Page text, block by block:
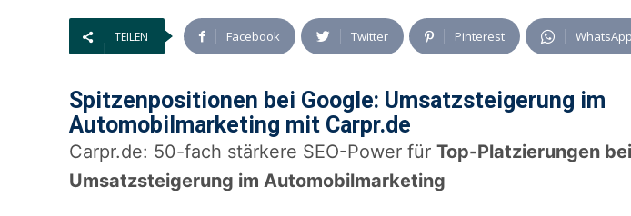
TEILEN Facebook Twitter Pinterest WhatsApp
Spitzenpositionen bei Google: Umsatzsteigerung im
Automobilmarketing mit Carpr.de
Carpr.de: 50-fach stärkere SEO-Power für Top-Platzierungen
Umsatzsteigerung im Automobilmarketing